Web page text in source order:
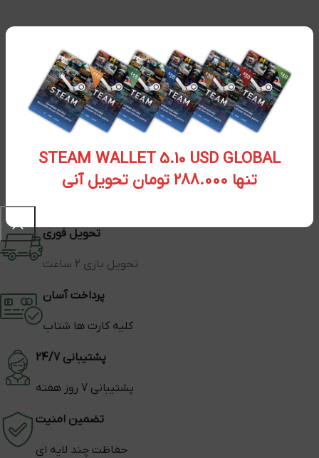
STEAM WALLET 5.10 USD GLOBAL
تنها 288.000 تومان تحویل آنی
تحویل فوری
تحویل بازی 2 ساعت
پرداخت آسان
کلیه کارت ها شتاب
پشتیبانی 24/7
پشتیبانی 7 روز هفته
تضمین امنیت
حفاظت چند لایه ای